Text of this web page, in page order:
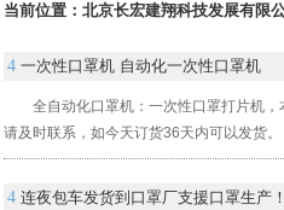
当前位置： 北京长宏建翔科技发展有限
4 一次性口罩机 自动化一次性口罩机
全自动化口罩机：一次性口罩打片机
请及时联系，如今天订货36天内可以发货
4 连夜包车发货到口罩厂支援口罩生产！